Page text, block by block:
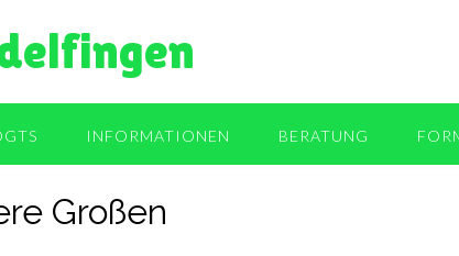
INFORMATIONEN BERATUNG
Großen